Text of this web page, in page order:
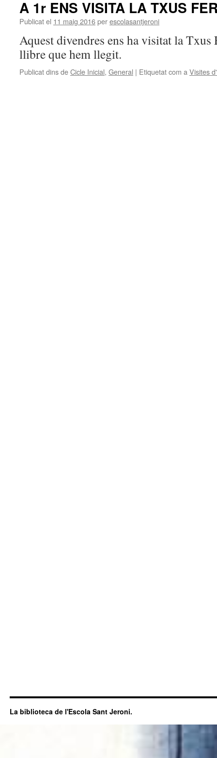
A 1r ENS VISITA LA TXUS
Publicat el 11 maig 2016perescolasantjeroni
Aquest divendres ens ha visitat la Txus
llibre que hem llegit.
Publicat dins deCicle Inicial, General | Etiquetat com a Visites
La biblioteca de l'Escola Sant Jeroni.